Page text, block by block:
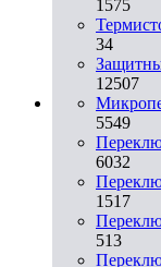
1575
34
12507
5549
6032
1517
513